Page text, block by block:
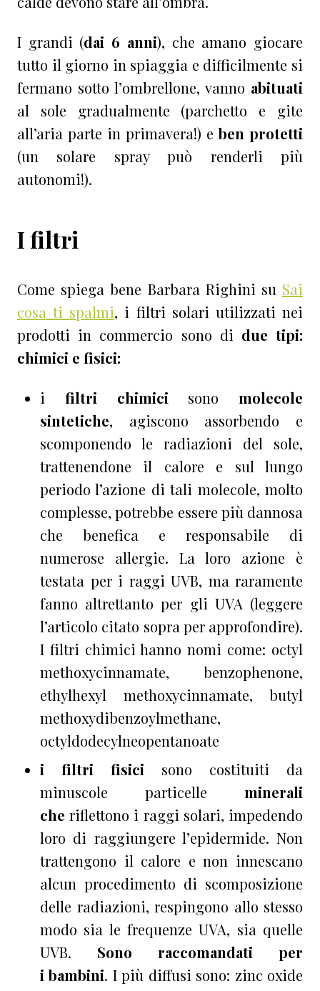
I grandi (dai 6 anni), che amano giocare
tutto il giorno in spiaggia e difficilmente si
fermano sotto l’ombrellone, vanno abituati
al sole gradualmente (parchetto e gite
all’aria parte in primavera!) eben protetti
(un solare spray può renderli più
autonomi!).
I filtri
Come spiega bene Barbara Righini su Sai
cosa ti spalmi, i filtri solari utilizzati nei
prodotti in commercio sono di due tipi:
chimici e fisici:
i filtri chimici sono molecole
sintetiche, agiscono assorbendo e
scomponendo le radiazioni del sole,
trattenendone il calore e sul lungo
periodo l’azione di tali molecole, molto
complesse, potrebbe essere più dannosa
che benefica e responsabile di
numerose allergie. La loro azione è
testata per i raggi UVB, ma raramente
fanno altrettanto per gli UVA (leggere
l’articolo citato sopra per approfondire).
I filtri chimici hanno nomi come: octyl
methoxycinnamate, benzophenone,
ethylhexyl methoxycinnamate, butyl
methoxydibenzoylmethane,
octyldodecylneopentanoate
i filtri fisici sono costituiti da
minuscole particelle minerali
che riflettono i raggi solari, impedendo
loro di raggiungere l’epidermide. Non
trattengono il calore e non innescano
alcun procedimento di scomposizione
delle radiazioni, respingono allo stesso
modo sia le frequenze UVA, sia quelle
UVB. Sono raccomandati per
i bambini. I più diffusi sono: zinc oxide